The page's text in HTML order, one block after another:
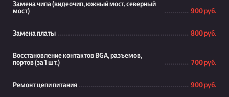
Замена чипа (видеочип, южный мост, северный
мост)
900 руб.
Замена платы 800 руб.
Восстановление контактов BGA, разъемов,
портов (за 1 шт.)
700 руб.
Ремонт цепи питания 900 руб.